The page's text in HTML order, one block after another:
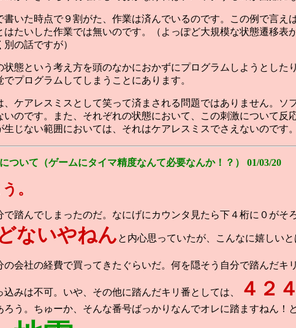
いた時点で９割がた、作業は済んでいるのです。この例で言
たいした作業では無いのです。（よっぽど大規模な状態遷移
の話ですが）
態という考え方を頭のなかにおかずにプログラムしようとし
プログラムしてしまうことにあります。
ケアレスミスとして笑って済まされる問題ではありません。
のです。また、それぞれの状態において、この刺激について
じない範囲においては、それはケアレスミスでさえないのです
いて（ゲームにタイマ精度なんて必要なんか！？） 01/03/20
。
踏んでしまったのだ。なにげにカウンタ見たら下４桁に０が
ないやねん と内心思っていたが、こんなに嬉しい
会社の経費で買ってきたぐらいだ。何を隠そう自分で踏んだキ
みは不可。いや、その他に踏んだキリ番としては、 ４２
う。ちゅーか、そんな番号ばっかりなんでオレに踏ますねん